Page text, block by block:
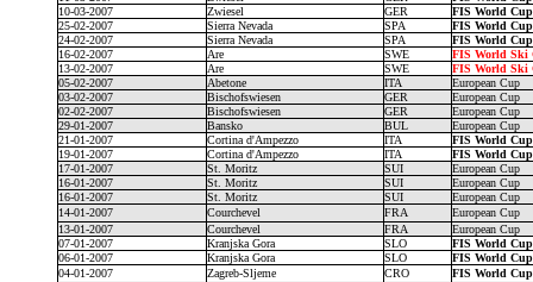
10-03-2007
Zwiesel GER
FIS World
25-02-2007
Sierra Nevada SPA
FIS World
24-02-2007
Sierra Nevada SPA
FIS World
16-02-2007
Are SWE
FIS World Ski
13-02-2007
Are SWE
FIS World Ski
05-02-2007
Abetone ITA
European Cup
03-02-2007
Bischofswiesen GER
European Cup
02-02-2007
Bischofswiesen GER
European Cup
29-01-2007
Bansko BUL
European Cup
21-01-2007
Cortina d'Ampezzo ITA
FIS World
19-01-2007
Cortina d'Ampezzo ITA
FIS World
17-01-2007
St. Moritz SUI
European Cup
16-01-2007
St. Moritz SUI
European Cup
16-01-2007
St. Moritz SUI
European Cup
14-01-2007
Courchevel FRA
European Cup
13-01-2007
Courchevel FRA
European Cup
07-01-2007
Kranjska Gora SLO
FIS World
06-01-2007
Kranjska Gora SLO
FIS World
04-01-2007
Zagreb-Sljeme CRO
FIS World